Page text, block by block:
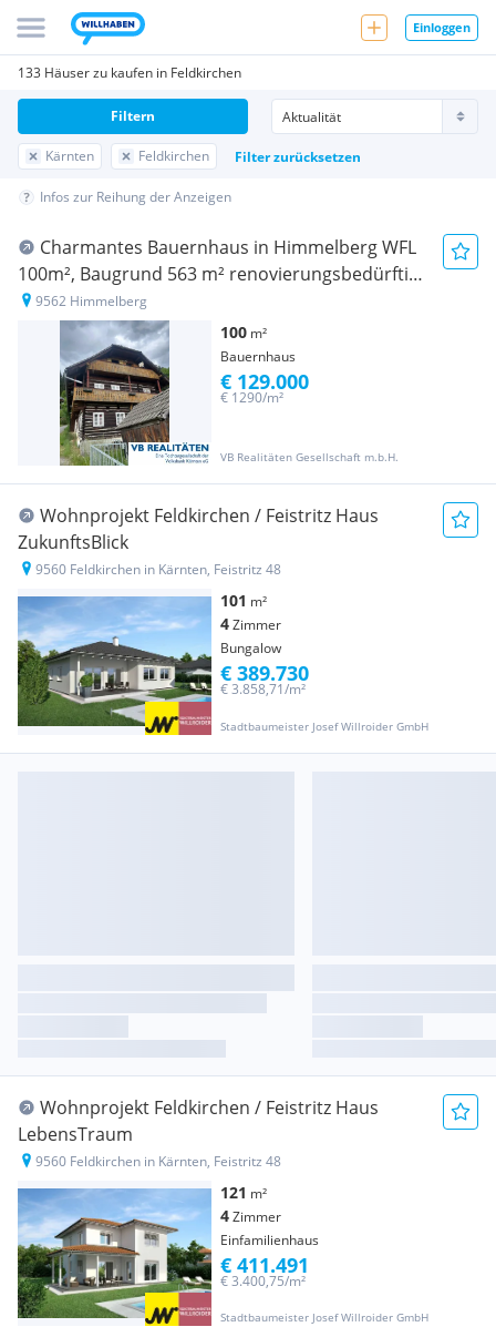
Einloggen
133 Häuser zu kaufen in Feldkirchen
Kärnten Feldkirchen Filter zurücksetzen
Filtern
Infos zur Reihung der Anzeigen
Charmantes Bauernhaus in Himmelberg WFL
100m², Baugrund 563 m² renovierungsbedürftig,
EUR 129.000
9562 Himmelberg
100 m²
Bauernhaus
VB Realitäten Gesellschaft m.b.H.
€ 1290/m²
€ 129.000
Wohnprojekt Feldkirchen / Feistritz Haus
ZukunftsBlick
9560 Feldkirchen in Kärnten, Feistritz 48
101 m²
4Zimmer
Bungalow
Stadtbaumeister Josef Willroider GmbH
€ 3.858,71/m²
€ 389.730
Wohnprojekt Feldkirchen / Feistritz Haus
LebensTraum
9560 Feldkirchen in Kärnten, Feistritz 48
121 m²
4Zimmer
Einfamilienhaus
Stadtbaumeister Josef Willroider GmbH
€ 3.400,75/m²
€ 411.491